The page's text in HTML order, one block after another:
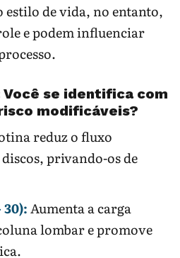
estilo de vida, no entanto,
e podem influenciar
se identifica com
modificáveis?
reduz o fluxo
privando-os de
Aumenta a carga
lombar e promove